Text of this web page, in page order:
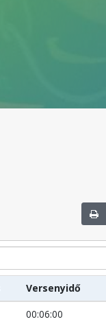
Versenyidő
00:06:00